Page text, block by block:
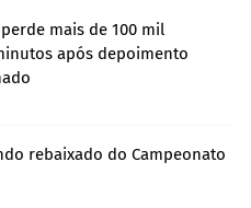
mais de 100 mil
após depoimento
rebaixado do Campeonato